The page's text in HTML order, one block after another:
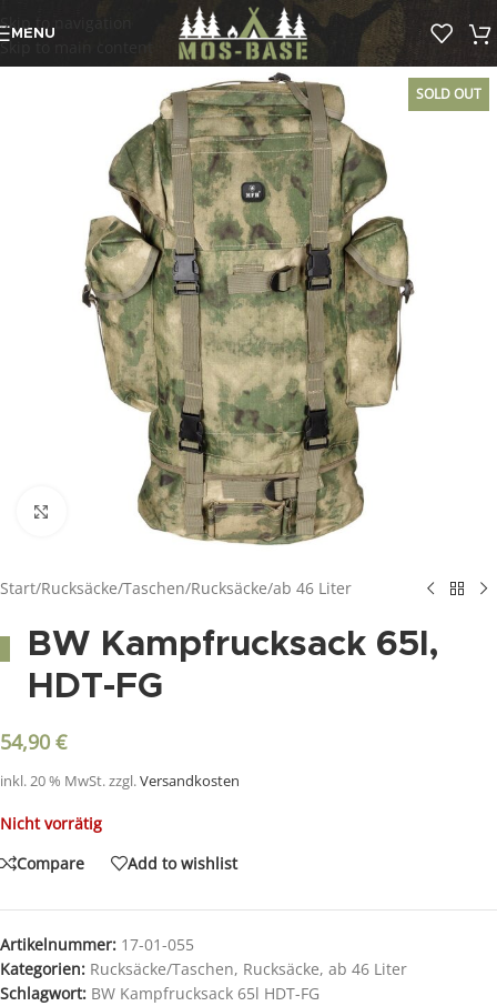
Skip to navigation
Skip to main content
MENU
SOLD OUT
Click to enlarge
Start/Rucksäcke/Taschen/Rucksäcke/ab 46 Liter
BW Kampfrucksack 65l,
HDT-FG
54,90 €
inkl. 20 % MwSt.zzgl.Versandkosten
Nicht vorrätig
Compare
Add to wishlist
Artikelnummer: 17-01-055
Kategorien: Rucksäcke/Taschen, Rucksäcke, ab 46 Liter
Schlagwort: BW Kampfrucksack 65l HDT-FG